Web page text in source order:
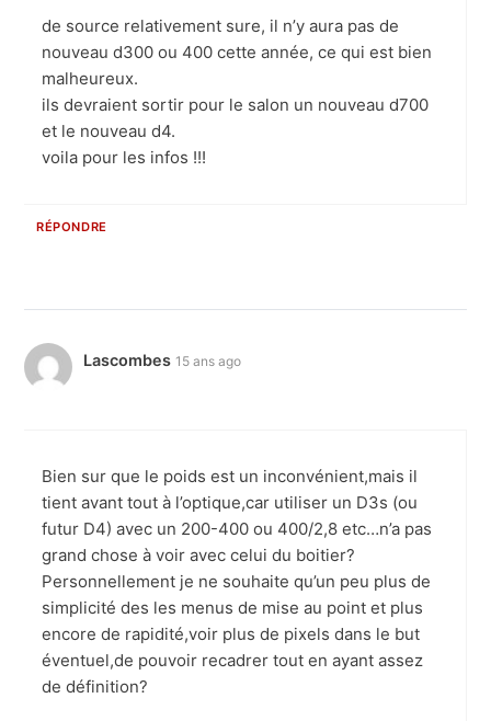
de source relativement sure, il n’y aura pas de
nouveau d300 ou 400 cette année, ce qui est bien
malheureux.
ils devraient sortir pour le salon un nouveau d700
et le nouveau d4.
voila pour les infos !!!
RÉPONDRE
Lascombes 15 ans ago
Bien sur que le poids est un inconvénient,mais il
tient avant tout à l’optique,car utiliser un D3s (ou
futur D4) avec un 200-400 ou 400/2,8 etc…n’a pas
grand chose à voir avec celui du boitier?
Personnellement je ne souhaite qu’un peu plus de
simplicité des les menus de mise au point et plus
encore de rapidité,voir plus de pixels dans le but
éventuel,de pouvoir recadrer tout en ayant assez
de définition?